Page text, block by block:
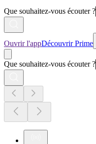
Que souhaitez-vous écouter ?
Ouvrir l'appDécouvrir Prime
Que souhaitez-vous écouter ?